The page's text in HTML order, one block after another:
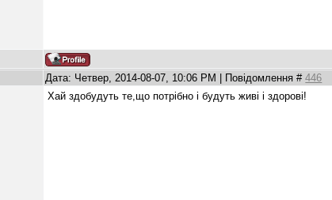
Дата: Четвер, 2014-08-07, 10:06 PM | Повідомлення #446
Хай здобудуть те,що потрібно і будуть живі і здорові!